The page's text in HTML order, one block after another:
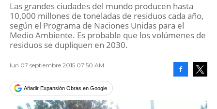
Las grandes ciudades del mundo producen hasta
10,000 millones de toneladas de residuos cada año,
según el Programa de Naciones Unidas para el
Medio Ambiente. Es probable que los volúmenes de
residuos se dupliquen en 2030.
lun 07 septiembre 2015 07:50 AM
Añadir Expansión Obras en Google